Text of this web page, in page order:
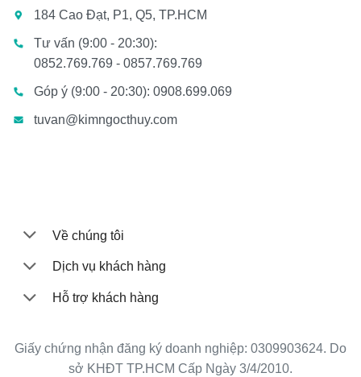
184 Cao Đạt, P1, Q5, TP.HCM
Tư vấn (9:00 - 20:30):
0852.769.769 - 0857.769.769
Góp ý (9:00 - 20:30): 0908.699.069
tuvan@kimngocthuy.com
Về chúng tôi
Dịch vụ khách hàng
Hỗ trợ khách hàng
Giấy chứng nhận đăng ký doanh nghiệp: 0309903624. Do
sở KHĐT TP.HCM Cấp Ngày 3/4/2010.